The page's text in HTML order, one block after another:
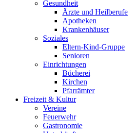
Gesundheit
Ärzte und Heilberufe
Apotheken
Krankenhäuser
Soziales
Eltern-Kind-Gruppe
Senioren
Einrichtungen
Bücherei
Kirchen
Pfarrämter
Freizeit & Kultur
Vereine
Feuerwehr
Gastronomie